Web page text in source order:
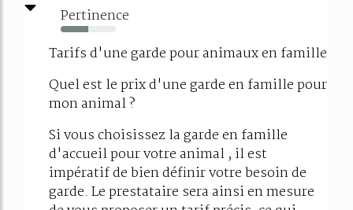
Pertinence
50%
Tarifs d'une garde pour animaux en famille
Quel est le prix d'une garde en famille pour
mon animal ?
Si vous choisissez la garde en famille
d'accueil pour votre animal , il est
impératif de bien définir votre besoin de
garde. Le prestataire sera ainsi en mesure